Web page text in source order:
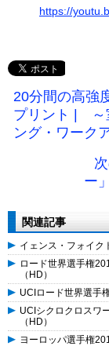
https://
20分間の高強
プリント | ～
ング・ワーク
ー
関連記事
イェンス・フォイク
ロード世界選手権
（HD）
UCIロード世界選手
UCIシクロクロスワ
（HD）
ヨーロッパ選手権